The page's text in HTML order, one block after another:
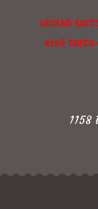
utolsó
első torta